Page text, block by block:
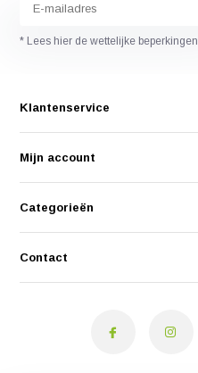
* Lees hier de wettelijke beperkingen
Klantenservice
Mijn account
Categorieën
Contact